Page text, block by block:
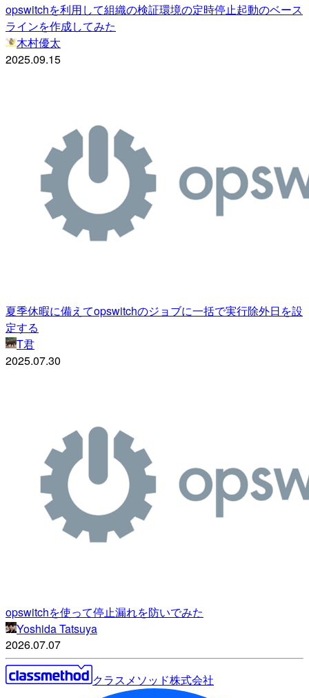
opswitchを利用して組織の検証環境の定時停止起動のベース
ラインを作成してみた
木村優太
2025.09.15
夏季休暇に備えてopswitchのジョブに一括で実行除外日を設
定する
T君
2025.07.30
opswitchを使って停止漏れを防いでみた
Yoshida Tatsuya
2026.07.07
クラスメソッド株式会社